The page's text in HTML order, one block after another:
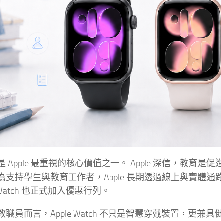
Apple 最重視的核心價值之一。 Apple 深信，教育是
支持學生與教育工作者，Apple 長期透過線上與實體通
也正式加入優惠行列。
職員而言，Apple Watch 不只是智慧穿戴裝置，更兼